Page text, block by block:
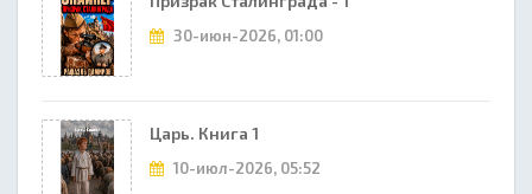
30-июн-2026, 01:00
Царь. Книга 1
10-июл-2026, 05:52